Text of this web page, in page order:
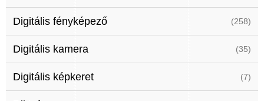
Digitális fényképező (258)
Digitális kamera (35)
Digitális képkeret (7)